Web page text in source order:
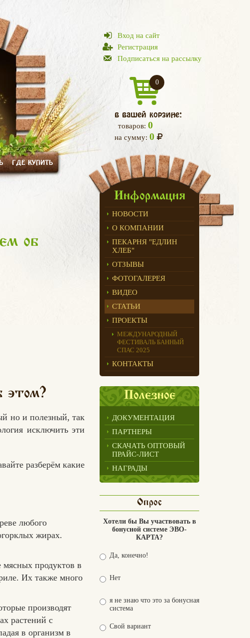
Вход на сайт
Регистрация
Подписаться на рассылку
0
в вашей корзине:
товаров: 0
на сумму: 0
ГДЕ КУПИТЬ
Информация
НОВОСТИ
О КОМПАНИИ
ПЕКАРНЯ "ЕДЛИН
ХЛЕБ"
ОТЗЫВЫ
ФОТОГАЛЕРЕЯ
ВИДЕО
СТАТЬИ
ПРОЕКТЫ
МЕЖДУНАРОДНЫЙ
ФЕСТИВАЛЬ БАННЫЙ
СПАС 2025
КОНТАКТЫ
Полезное
ДОКУМЕНТАЦИЯ
ПАРТНЕРЫ
СКАЧАТЬ ОПТОВЫЙ
ПРАЙС-ЛИСТ
НАГРАДЫ
Опрос
Хотели бы Вы участвовать в
бонусной системе ЭВО-
КАРТА?
Да, конечно!
Нет
я не знаю что это за бонусная
система
Свой вариант
об
этом?
но и полезный, так
исключить эти
разберём какие
любого
жирах.
мясных продуктов в
Их также много
производят
растений с
в организм в